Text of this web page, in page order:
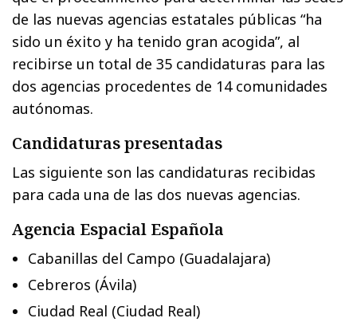
de las nuevas agencias estatales públicas “ha
sido un éxito y ha tenido gran acogida”, al
recibirse un total de 35 candidaturas para las
dos agencias procedentes de 14 comunidades
autónomas.
Candidaturas presentadas
Las siguiente son las candidaturas recibidas
para cada una de las dos nuevas agencias.
Agencia Espacial Española
Cabanillas del Campo (Guadalajara)
Cebreros (Ávila)
Ciudad Real (Ciudad Real)